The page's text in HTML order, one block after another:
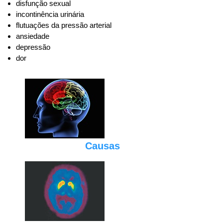
disfunção sexual
incontinência urinária
flutuações da pressão arterial
ansiedade
depressão
dor
Causas